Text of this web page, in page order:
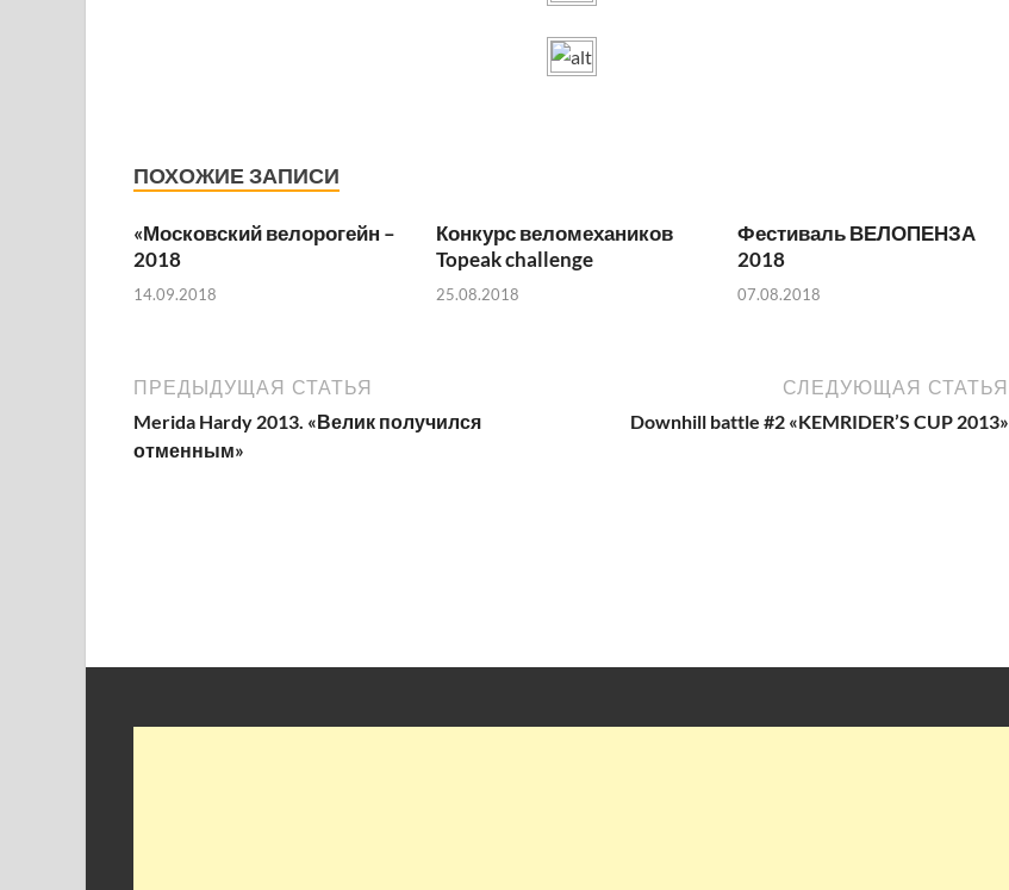
ПОХОЖИЕ ЗАПИСИ
«Московский велорогейн –
2018
14.09.2018
Конкурс веломехаников
Topeak challenge
25.08.2018
Фестиваль ВЕЛОПЕНЗА
2018
07.08.2018
ПРЕДЫДУЩАЯ СТАТЬЯ
Merida Hardy 2013. «Велик получился
отменным»
СЛЕДУЮЩАЯ СТАТЬЯ
Downhill battle #2 «KEMRIDER’S CUP 2013»